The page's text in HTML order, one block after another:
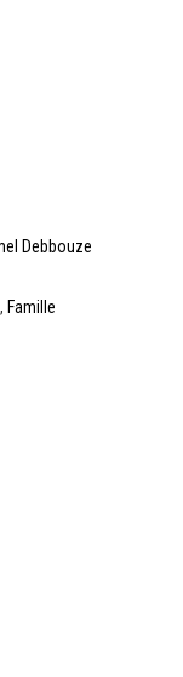
Debbouze
, Famille